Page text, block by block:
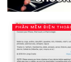
PHẦN MỀM ĐIỆN THOẠI